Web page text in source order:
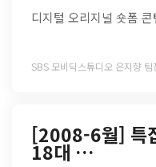
디지털 오리지널 숏폼
SBS 모비딕스튜디오 은지향 팀
[2008-6월] 특
18대 …